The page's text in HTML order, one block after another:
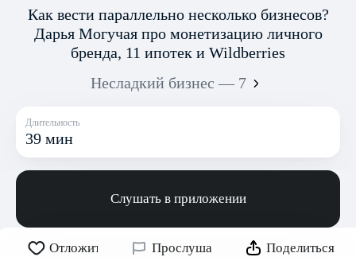
Как вести параллельно несколько бизнесов?
Дарья Могучая про монетизацию личного
бренда, 11 ипотек и Wildberries
Несладкий бизнес — 7
Длительность
39 мин
Слушать в приложении
Отложить Прослушано Поделиться